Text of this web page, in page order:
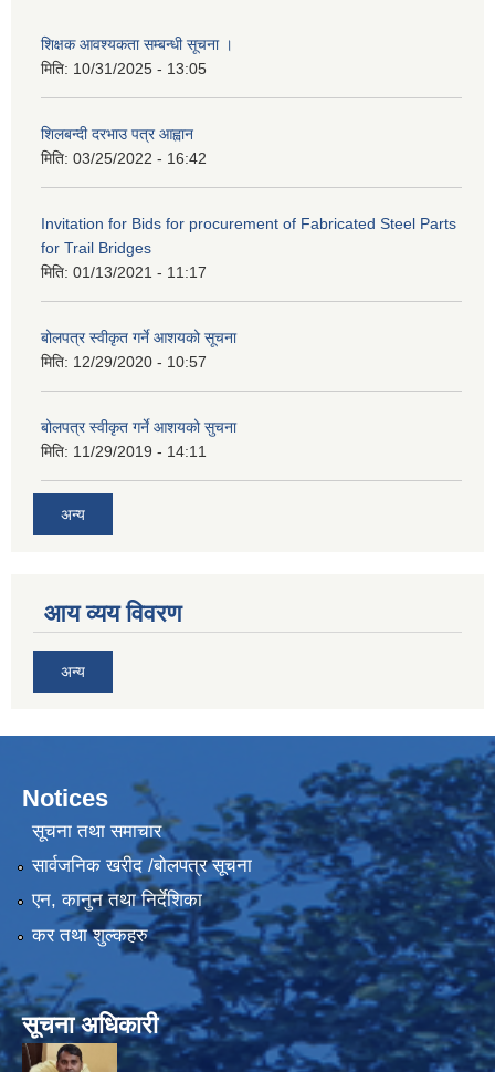
शिक्षक आवश्यकता सम्बन्धी सूचना ।
मिति: 10/31/2025 - 13:05
शिलबन्दी दरभाउ पत्र आह्वान
मिति: 03/25/2022 - 16:42
Invitation for Bids for procurement of Fabricated Steel Parts
for Trail Bridges
मिति: 01/13/2021 - 11:17
बोलपत्र स्वीकृत गर्ने आशयको सूचना
मिति: 12/29/2020 - 10:57
बोलपत्र स्वीकृत गर्ने आशयको सुचना
मिति: 11/29/2019 - 14:11
अन्य
आय व्यय विवरण
अन्य
Notices
सूचना तथा समाचार
सार्वजनिक खरीद /बोलपत्र सूचना
एन, कानुन तथा निर्देशिका
कर तथा शुल्कहरु
सूचना अधिकारी